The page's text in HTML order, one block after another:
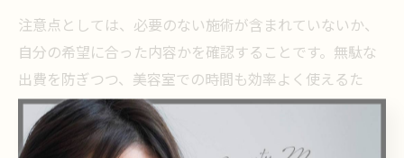
注意点としては、必要のない施術が含まれていないか、
自分の希望に合った内容かを確認することです。無駄な
出費を防ぎつつ、美容室での時間も効率よく使えるた
め、忙しい方や毎月通いたい方に特におすすめの方法で
す。